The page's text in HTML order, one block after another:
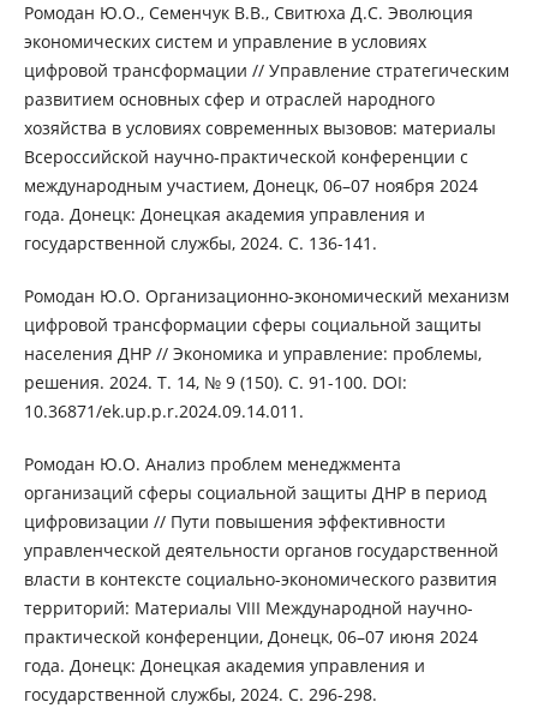
Ромодан Ю.О., Семенчук В.В., Свитюха Д.С. Эволюция
экономических систем и управление в условиях
цифровой трансформации // Управление стратегическим
развитием основных сфер и отраслей народного
хозяйства в условиях современных вызовов: материалы
Всероссийской научно-практической конференции с
международным участием, Донецк, 06–07 ноября 2024
года. Донецк: Донецкая академия управления и
государственной службы, 2024. С. 136-141.
Ромодан Ю.О. Организационно-экономический механизм
цифровой трансформации сферы социальной защиты
населения ДНР // Экономика и управление: проблемы,
решения. 2024. Т. 14, № 9 (150). С. 91-100. DOI:
10.36871/ek.up.p.r.2024.09.14.011.
Ромодан Ю.О. Анализ проблем менеджмента
организаций сферы социальной защиты ДНР в период
цифровизации // Пути повышения эффективности
управленческой деятельности органов государственной
власти в контексте социально-экономического развития
территорий: Материалы VIII Международной научно-
практической конференции, Донецк, 06–07 июня 2024
года. Донецк: Донецкая академия управления и
государственной службы, 2024. С. 296-298.